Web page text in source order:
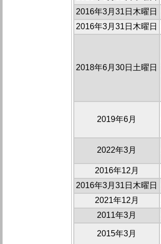
2016年3月31日木曜日
2016年3月31日木曜日
2018年6月30日土曜日
2019年6月
2022年3月
2016年12月
2016年3月31日木曜日
2021年12月
2011年3月
2015年3月